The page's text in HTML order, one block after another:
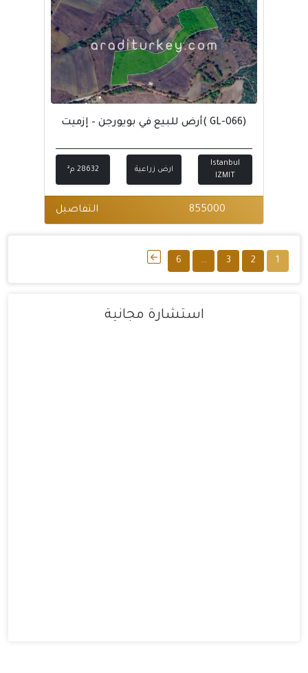
(GL-066 )أرض للبيع في بويورجن – إزميت
Istanbul
IZMIT
ارض زراعية 28632 م²
855000 التفاصيل
Posts
pagination
1
2
3
…
6
استشارة مجانية